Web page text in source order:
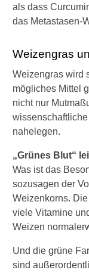
als dass
das Metastasen-
Weizengras
Weizengras wird
mögliches Mittel
nicht nur
nahelegen.
„Grünes Blut“
Was ist das
sozusagen der
Weizenkorns.
viele Vitamine
Weizen
Und die grüne
sind